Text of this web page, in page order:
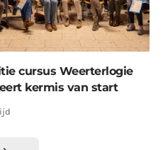
cursus Weerterlogie
kermis van start